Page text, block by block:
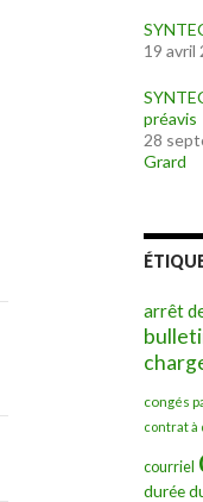
19 avril
préavis
28
Grard
arrêt
congés
contrat
courriel
durée